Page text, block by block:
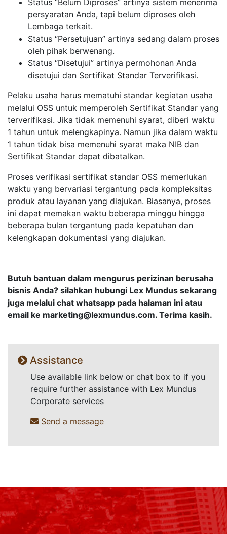
persyaratan Anda, tapi belum diproses oleh
Lembaga terkait.
Status “Persetujuan” artinya sedang dalam proses
oleh pihak berwenang.
Status “Disetujui” artinya permohonan Anda
disetujui dan Sertifikat Standar Terverifikasi.
Pelaku usaha harus mematuhi standar kegiatan usaha
melalui OSS untuk memperoleh Sertifikat Standar yang
terverifikasi. Jika tidak memenuhi syarat, diberi waktu
1 tahun untuk melengkapinya. Namun jika dalam waktu
1 tahun tidak bisa memenuhi syarat maka NIB dan
Sertifikat Standar dapat dibatalkan.
Proses verifikasi sertifikat standar OSS memerlukan
waktu yang bervariasi tergantung pada kompleksitas
produk atau layanan yang diajukan. Biasanya, proses
ini dapat memakan waktu beberapa minggu hingga
beberapa bulan tergantung pada kepatuhan dan
kelengkapan dokumentasi yang diajukan.
Butuh bantuan dalam mengurus perizinan berusaha
bisnis Anda? silahkan hubungi Lex Mundus sekarang
juga melalui chat whatsapp pada halaman ini atau
email ke marketing@lexmundus.com. Terima kasih.
Assistance
Use available link below or chat box to if you
require further assistance with Lex Mundus
Corporate services
Send a message